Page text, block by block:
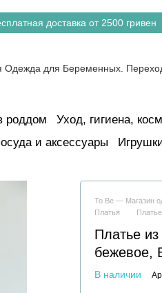
доставка от 2500 гривен
роддом
Уход, гигиена,
и аксессуары
To Be — Магазин
Платья
Платье
бежевое,
В наличии